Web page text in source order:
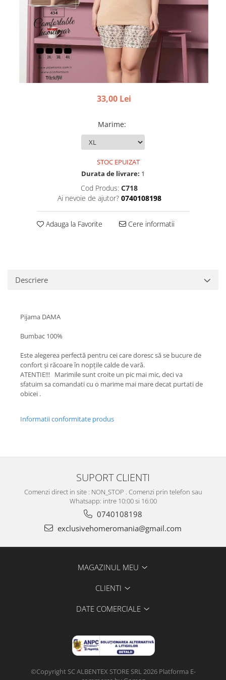
33,00 Lei
Marime:
STOC EPUIZAT
Durata de livrare: 1
Cod Produs: C718
Ai nevoie de ajutor? 0740108198
Adauga la Favorite Cere informatii
Descriere
Pijama DAMA
Bumbac 100%
Este alegerea perfectă pentru cei care doresc să se bucure de
confort și răcoare în nopțile calde de vară.
ATENTIE!!! Marimile sunt croite un pic mai mic, deci va
sfatuim sa comandati cu o marime mai mare decat purtati de
obicei .
Informatii conformitate produs
SUPORT CLIENTI
Comenzi direct in site : NON_STOP . Comenzi prin telefon sau
Whatsapp: intre 10:00 si 16:00
0740108198
exclusivehomeromania@gmail.com
MAGAZINUL MEU
CLIENTI
DATE COMERCIALE
©Copyright SC ALBENTEX STORE SRL 2026 Platforma E-